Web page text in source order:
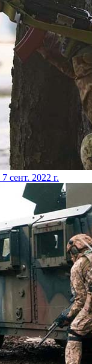
7 сент. 2022 г.